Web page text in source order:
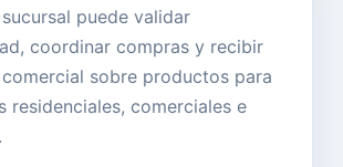
puede validar
coordinar compras y recibir
sobre productos para
residenciales, comerciales e